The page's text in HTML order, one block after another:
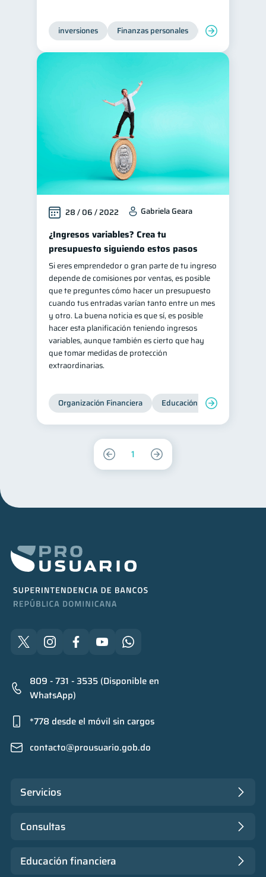
inversiones Finanzas personales Educación
28 / 06 / 2022 Gabriela Geara
¿Ingresos variables? Crea tu
presupuesto siguiendo estos pasos
Si eres emprendedor o gran parte de tu ingreso
depende de comisiones por ventas, es posible
que te preguntes cómo hacer un presupuesto
cuando tus entradas varían tanto entre un mes
y otro. La buena noticia es que sí, es posible
hacer esta planificación teniendo ingresos
variables, aunque también es cierto que hay
que tomar medidas de protección
extraordinarias.
Organización Financiera Educación financiera
1
809 - 731 - 3535 (Disponible en
WhatsApp)
*778 desde el móvil sin cargos
contacto@prousuario.gob.do
Servicios
Consultas
Educación financiera